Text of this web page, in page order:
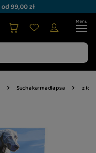
od 99,00 zł
Sucha karma dla psa z